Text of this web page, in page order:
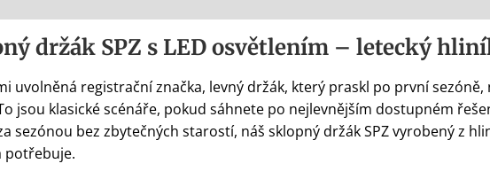
držák SPZ s LED osvětlením – letecký
uvolněná registrační značka, levný držák, který praskl po první
jsou klasické scénáře, pokud sáhnete po nejlevnějším dostupném
sezónou bez zbytečných starostí, náš sklopný držák SPZ vyrobený z
potřebuje.